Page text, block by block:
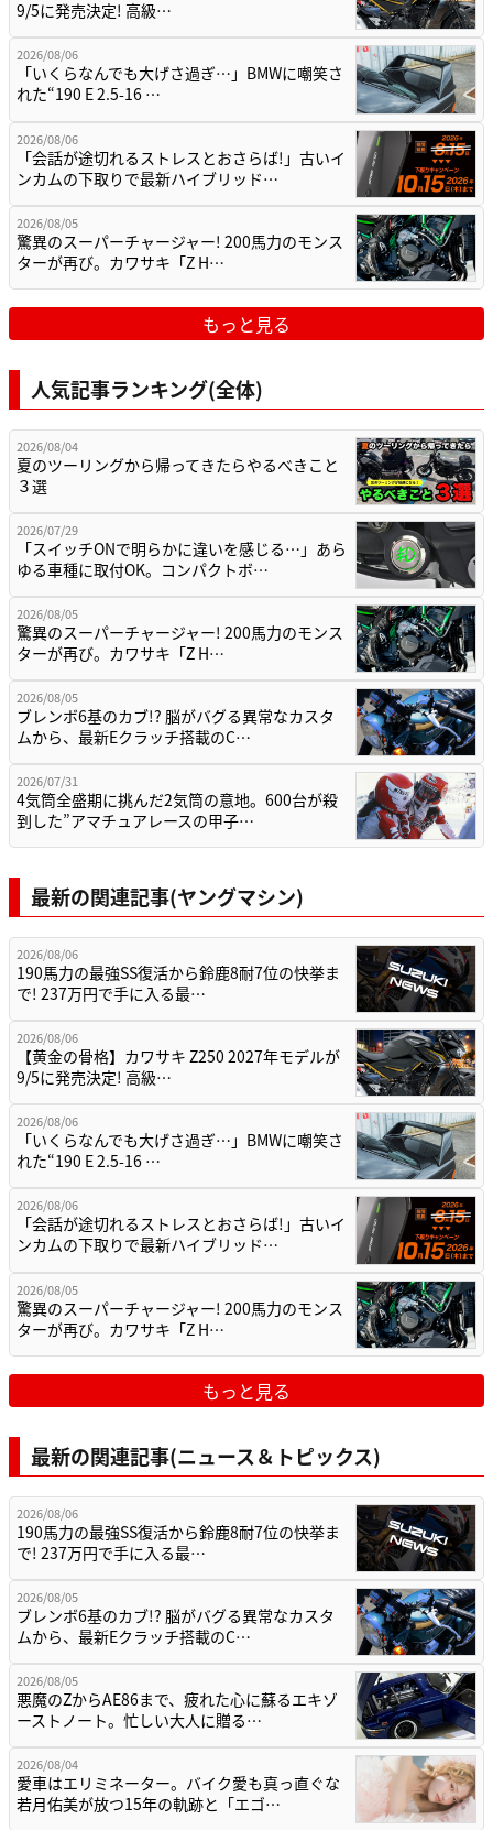
9/5に発売決定! 高級…
2026/08/06
「いくらなんでも大げさ過ぎ…」BMWに嘲笑さ
れた“190 E 2.5-16 …
2026/08/06
「会話が途切れるストレスとおさらば!」古いイ
ンカムの下取りで最新ハイブリッド…
2026/08/05
驚異のスーパーチャージャー! 200馬力のモンス
ターが再び。カワサキ「Z H…
もっと見る
人気記事ランキング(全体)
2026/08/04
夏のツーリングから帰ってきたらやるべきこと
３選
2026/07/29
「スイッチONで明らかに違いを感じる…」あら
ゆる車種に取付OK。コンパクトボ…
2026/08/05
驚異のスーパーチャージャー! 200馬力のモンス
ターが再び。カワサキ「Z H…
2026/08/05
ブレンボ6基のカブ!? 脳がバグる異常なカスタ
ムから、最新Eクラッチ搭載のC…
2026/07/31
4気筒全盛期に挑んだ2気筒の意地。600台が殺
到した”アマチュアレースの甲子…
最新の関連記事(ヤングマシン)
2026/08/06
190馬力の最強SS復活から鈴鹿8耐7位の快挙ま
で! 237万円で手に入る最…
2026/08/06
【黄金の骨格】カワサキ Z250 2027年モデルが
9/5に発売決定! 高級…
2026/08/06
「いくらなんでも大げさ過ぎ…」BMWに嘲笑さ
れた“190 E 2.5-16 …
2026/08/06
「会話が途切れるストレスとおさらば!」古いイ
ンカムの下取りで最新ハイブリッド…
2026/08/05
驚異のスーパーチャージャー! 200馬力のモンス
ターが再び。カワサキ「Z H…
もっと見る
最新の関連記事(ニュース＆トピックス)
2026/08/06
190馬力の最強SS復活から鈴鹿8耐7位の快挙ま
で! 237万円で手に入る最…
2026/08/05
ブレンボ6基のカブ!? 脳がバグる異常なカスタ
ムから、最新Eクラッチ搭載のC…
2026/08/05
悪魔のZからAE86まで、疲れた心に蘇るエキゾ
ーストノート。忙しい大人に贈る…
2026/08/04
愛車はエリミネーター。バイク愛も真っ直ぐな
若月佑美が放つ15年の軌跡と「エゴ…